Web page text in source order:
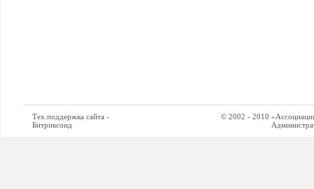
Тех.поддержка сайта -
Битриксоид
© 2002 - 2010 «Ассоциация